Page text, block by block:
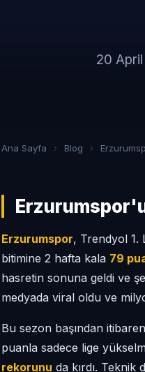
20
Ana Sayfa › Blog ›
Erzurumspor, Trendyol 1.
bitimine 2 hafta kala 79
hasretin sonuna geldi ve
medyada viral oldu ve
Bu sezon başından itibaren
puanla sadece lige
rekorunu da kırdı. Teknik